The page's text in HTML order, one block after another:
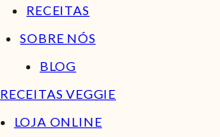
RECEITAS
SOBRE NÓS
BLOG
RECEITAS VEGGIE
LOJA ONLINE